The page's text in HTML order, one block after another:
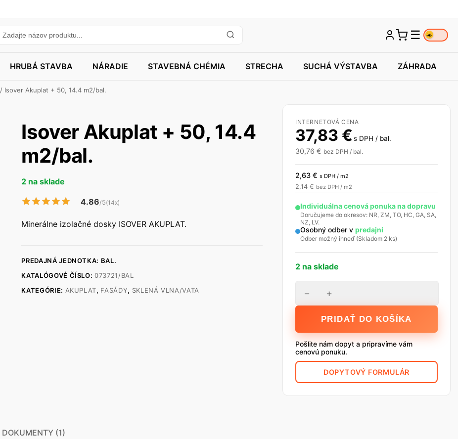
☰ ☀️
HRUBÁ STAVBA NÁRADIE STAVEBNÁ CHÉMIA STRECHA SUCHÁ VÝSTAVBA ZÁHRADA
/ Isover Akuplat + 50, 14.4 m2/bal.
Isover Akuplat + 50, 14.4
m2/bal.
2 na sklade
4.86/5(14x)
Minerálne izolačné dosky ISOVER AKUPLAT.
PREDAJNÁ JEDNOTKA: BAL.
KATALÓGOVÉ ČÍSLO:073721/BAL
KATEGÓRIE: AKUPLAT, FASÁDY, SKLENÁ VLNA/VATA
INTERNETOVÁ CENA
37,83 € s DPH / bal.
30,76 € bez DPH / bal.
2,63 € s DPH / m2
2,14 € bez DPH / m2
Individuálna cenová ponuka na dopravu
Doručujeme do okresov: NR, ZM, TO, HC, GA, SA,
NZ, LV.
Osobný odber v predajni
Odber možný ihneď (Skladom 2 ks)
2 na sklade
50,
14.4
m2/bal.
− +
PRIDAŤ DO KOŠÍKA
Pošlite nám dopyt a pripravíme vám
cenovú ponuku.
DOPYTOVÝ FORMULÁR
DOKUMENTY (1)